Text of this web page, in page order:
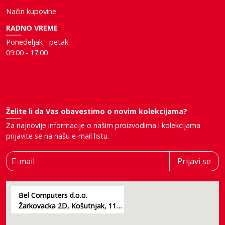
Način kupovine
RADNO VREME
Ponedeljak - petak:
09:00 - 17:00
Želite li da Vas obavestimo o novim kolekcijama?
Za najnovije informacije o našim proizvodima i kolekcijama
prijavite se na našu e-mail listu.
E-mail Prijavi se
Bel Computers d.o.o.
Žarkovacka 2D, Košutnjak, 11000, Beograd